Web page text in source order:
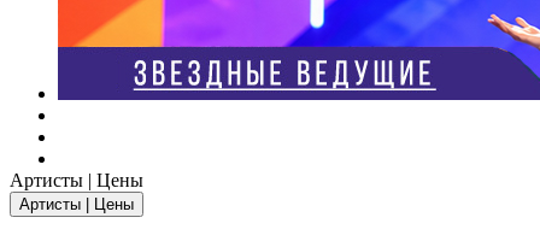
Артисты | Цены
Артисты | Цены